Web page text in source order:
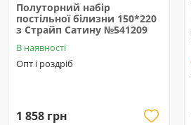
Полуторний набір
постільної білизни 150*220
з Страйп Сатину №541209
В наявності
Опт і роздріб
1 858 грн